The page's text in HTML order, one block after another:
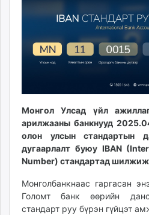
Livetv.mn
Eguur.mn
ergelt.mn
zarig.mn
today.mn
zuv.mn
ugluu.mn
urlag.mn
Монгол Улсад үйл
арилжааны банкнууд
олон улсын стандартын
дугаарлалт буюу IBAN
Number) стандартад шилжиж
Монголбанкнаас гаргасан
Голомт банк өөрийн
стандарт руу бүрэн гүйцэт